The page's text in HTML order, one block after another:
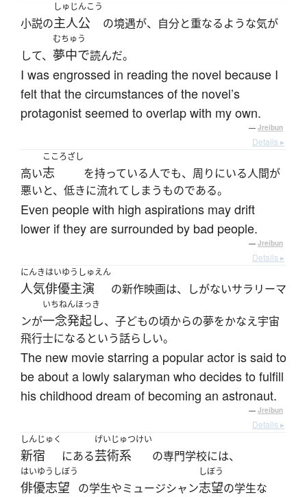
小説の
しゅじんこう
主人公 の境遇が、自分と重なるような気が
して、
むちゅう
夢中で読んだ。
I was engrossed in reading the novel because I
felt that the circumstances of the novel’s
protagonist seemed to overlap with my own.
— Jreibun
Details ▸
高い
こころざし
志
を持っている人でも、周りにいる人間が
悪いと、低きに流れてしまうものである。
Even people with high aspirations may drift
lower if they are surrounded by bad people.
— Jreibun
Details ▸
にんきはいゆうしゅえん
人気俳優主演 の新作映画は、しがないサラリーマ
ンが
いちねんほっき
一念発起し、子どもの頃からの夢をかなえ宇宙
飛行士になるという話らしい。
The new movie starring a popular actor is said to
be about a lowly salaryman who decides to fulfill
his childhood dream of becoming an astronaut.
— Jreibun
Details ▸
しんじゅく
新宿 にある
げいじゅつけい
芸術系 の専門学校には、
はいゆうしぼう
俳優志望 の学生やミュージシャン
しぼう
志望の学生な